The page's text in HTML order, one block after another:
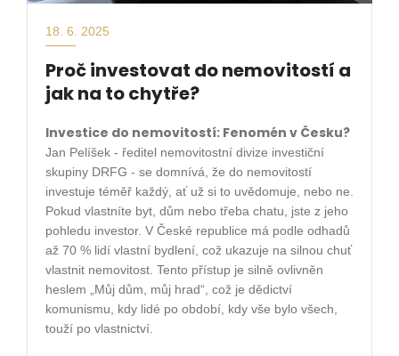
18. 6. 2025
Proč investovat do nemovitostí a
jak na to chytře?
Investice do nemovitostí: Fenomén v Česku?
Jan Pelíšek - ředitel nemovitostní divize investiční
skupiny DRFG - se domnívá, že do nemovitostí
investuje téměř každý, ať už si to uvědomuje, nebo ne.
Pokud vlastníte byt, dům nebo třeba chatu, jste z jeho
pohledu investor. V České republice má podle odhadů
až 70 % lidí vlastní bydlení, což ukazuje na silnou chuť
vlastnit nemovitost. Tento přístup je silně ovlivněn
heslem „Můj dům, můj hrad“, což je dědictví
komunismu, kdy lidé po období, kdy vše bylo všech,
touží po vlastnictví.